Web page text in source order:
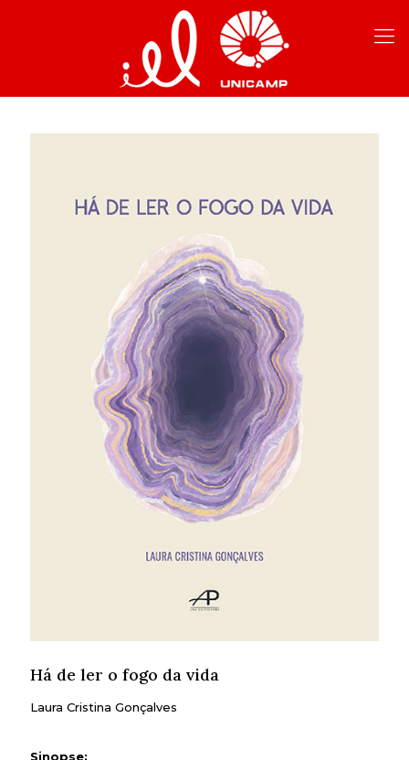
Há de ler o fogo da vida
Laura Cristina Gonçalves
Sinopse: